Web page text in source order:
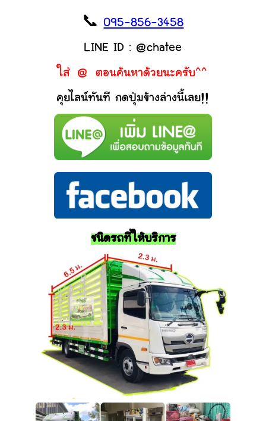
📞095-856-3458
LINE ID : @chatee
ใส่ @ ตอนค้นหาด้วยนะครับ^^
คุยไลน์ทันที กดปุ่มข้างล่างนี้เลย!!
ชนิดรถที่ให้บริการ